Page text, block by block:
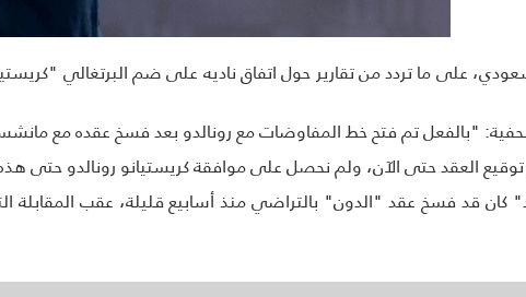
على ما تردد من تقارير حول اتفاق ناديه على ضم البرتغالي
"بالفعل تم فتح خط المفاوضات مع رونالدو بعد فسخ عقده مع
العقد حتى الآن، ولم نحصل على موافقة كريستيانو رونالدو حتى
كان قد فسخ عقد "الدون" بالتراضي منذ أسابيع قليلة، عقب المقابلة